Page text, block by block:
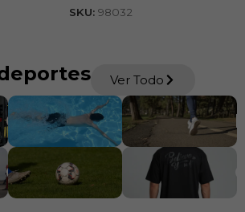
SKU: 98032
Ver Todo
GIMNASIO NATACIÓN
CICLISMO FÚTBOL